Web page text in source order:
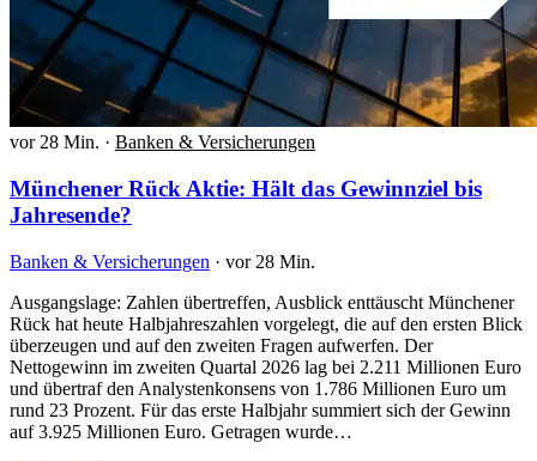
vor 28 Min. · Banken & Versicherungen
Münchener Rück Aktie: Hält das Gewinnziel bis
Jahresende?
Banken & Versicherungen · vor 28 Min.
Ausgangslage: Zahlen übertreffen, Ausblick enttäuscht Münchener
Rück hat heute Halbjahreszahlen vorgelegt, die auf den ersten Blick
überzeugen und auf den zweiten Fragen aufwerfen. Der
Nettogewinn im zweiten Quartal 2026 lag bei 2.211 Millionen Euro
und übertraf den Analystenkonsens von 1.786 Millionen Euro um
rund 23 Prozent. Für das erste Halbjahr summiert sich der Gewinn
auf 3.925 Millionen Euro. Getragen wurde…